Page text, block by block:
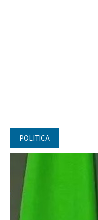
POLITICA